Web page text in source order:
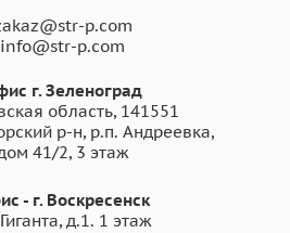
p.com
info@str-p.com
г. Зеленоград
область, 141551
р-н, р.п. Андреевка,
41/2, 3 этаж
- г. Воскресенск
д.1. 1 этаж